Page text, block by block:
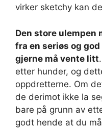
virker sketchy kan
Den store ulempen
fra en seriøs og
gjerne må vente litt
etter hunder, og
oppdretterne. Om
de derimot ikke la
bare på grunn av
godt hende at du